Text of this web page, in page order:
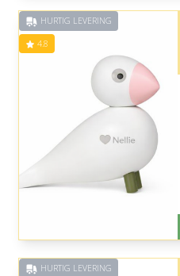
HURTIG LEVERING
4.8
HURTIG LEVERING